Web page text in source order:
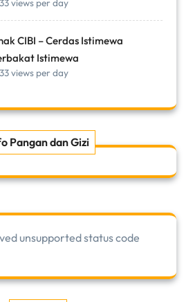
CIBI – Cerdas Istimewa
Istimewa
views per day
Pangan dan Gizi
unsupported status code